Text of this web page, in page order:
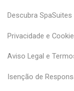
Descubra
Privacidade e
Aviso Legal e
Isenção de